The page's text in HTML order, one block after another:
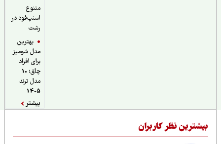
اسنپ‌فود در
بهترین
مدل شومیز
برای افراد
چاق؛ 10
مدل ترند
نظر کاربران